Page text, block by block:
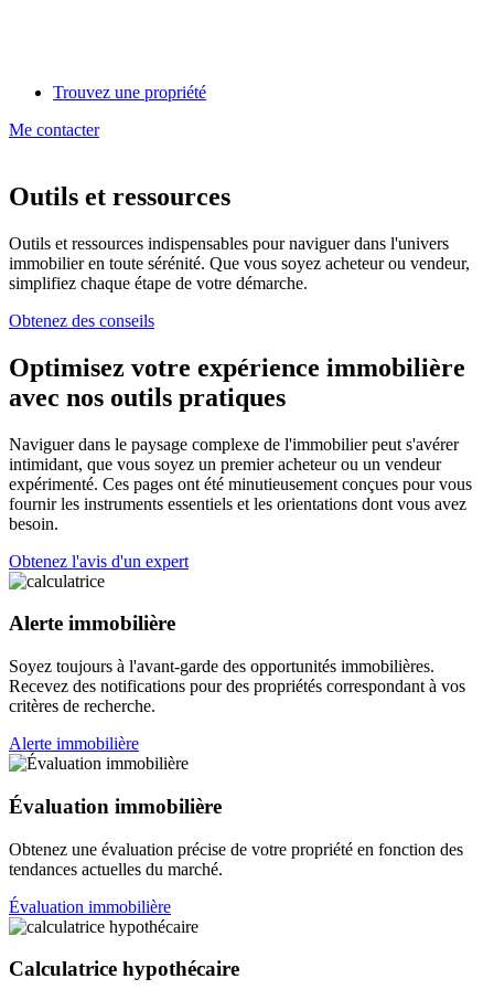
Trouvez une propriété
Me contacter
Outils et ressources
Outils et ressources indispensables pour naviguer dans l'univers
immobilier en toute sérénité. Que vous soyez acheteur ou vendeur,
simplifiez chaque étape de votre démarche.
Obtenez des conseils
Optimisez votre expérience immobilière
avec nos outils pratiques
Naviguer dans le paysage complexe de l'immobilier peut s'avérer
intimidant, que vous soyez un premier acheteur ou un vendeur
expérimenté. Ces pages ont été minutieusement conçues pour vous
fournir les instruments essentiels et les orientations dont vous avez
besoin.
Obtenez l'avis d'un expert
Alerte immobilière
Soyez toujours à l'avant-garde des opportunités immobilières.
Recevez des notifications pour des propriétés correspondant à vos
critères de recherche.
Alerte immobilière
Évaluation immobilière
Obtenez une évaluation précise de votre propriété en fonction des
tendances actuelles du marché.
Évaluation immobilière
Calculatrice hypothécaire